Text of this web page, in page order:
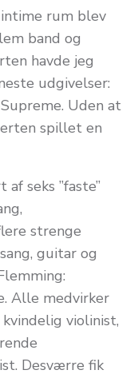
rum blev
band og
havde jeg
udgivelser:
Uden at
spillet en
seks ”faste”
strenge
guitar og
Alle medvirker
violinist,
Desværre fik